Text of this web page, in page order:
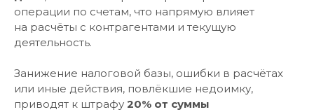
операции по счетам, что напрямую влияет
на расчёты с контрагентами и текущую
деятельность.
Занижение налоговой базы, ошибки в расчётах
или иные действия, повлёкшие недоимку,
приводят к штрафу 20% от суммы